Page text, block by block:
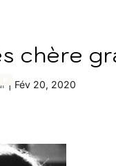
chère
| Fév 20, 2020